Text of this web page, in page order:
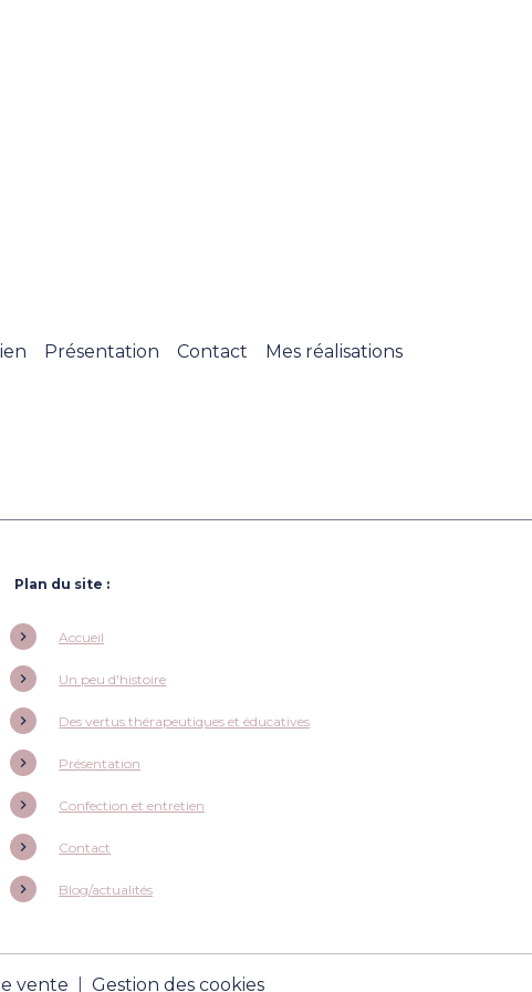
Présentation Contact Mes réalisations
Plan du site :
Accueil
Un peu d'histoire
Des vertus thérapeutiques et éducatives
Présentation
Confection et entretien
Contact
Blog/actualités
vente Gestion des cookies